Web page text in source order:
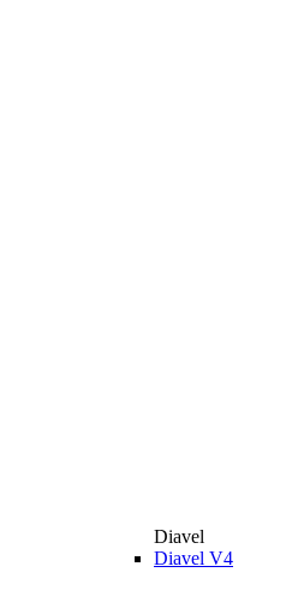
Diavel
Diavel V4